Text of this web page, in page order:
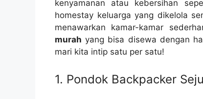
kenyamanan atau kebersihan
homestay keluarga yang dikelola
menawarkan kamar-kamar
murah yang bisa disewa dengan
mari kita intip satu per satu!
1. Pondok Backpacker